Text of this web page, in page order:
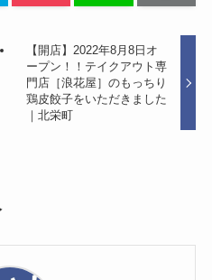
【開店】2022年8月8日オ
ープン！！テイクアウト専
門店［浪花屋］のもっちり
鶏皮餃子をいただきました
｜北栄町